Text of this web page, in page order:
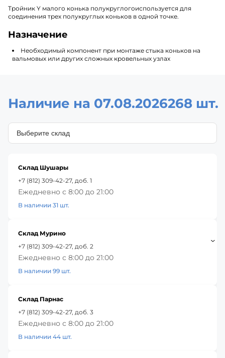
Тройник Y малого конька полукруглогоиспользуется для
соединения трех полукруглых коньков в одной точке.
Назначение
Необходимый компонент при монтаже стыка коньков на
вальмовых или других сложных кровельных узлах
Наличие на 07.08.2026268 шт.
Склад Шушары
+7 (812) 309-42-27, доб. 1
Ежедневно с 8:00 до 21:00
В наличии 31 шт.
Склад Мурино
+7 (812) 309-42-27, доб. 2
Ежедневно с 8:00 до 21:00
В наличии 99 шт.
Склад Парнас
+7 (812) 309-42-27, доб. 3
Ежедневно с 8:00 до 21:00
В наличии 44 шт.